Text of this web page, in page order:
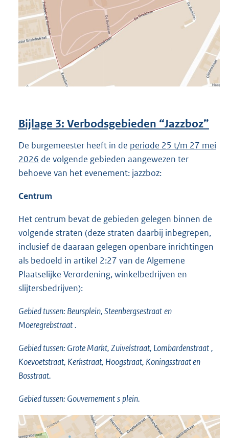
Bijlage 3: Verbodsgebieden “Jazzboz”
De burgemeester heeft in de periode 25 t/m 27 mei
2026 de volgende gebieden aangewezen ter
behoeve van het evenement: jazzboz:
Centrum
Het centrum bevat de gebieden gelegen binnen de
volgende straten (deze straten daarbij inbegrepen,
inclusief de daaraan gelegen openbare inrichtingen
als bedoeld in artikel 2:27 van de Algemene
Plaatselijke Verordening, winkelbedrijven en
slijtersbedrijven):
Gebied tussen: Beursplein,Steenbergsestraaten
Moeregrebstraat.
Gebied tussen: Grote Markt, Zuivelstraat, Lombardenstraat,
Koevoetstraat, Kerkstraat, Hoogstraat, Koningsstraat en
Bosstraat.
Gebied tussen: Gouvernements plein.